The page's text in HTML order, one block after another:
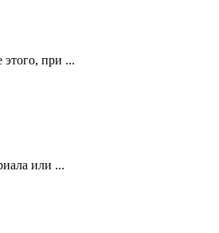
при ...
или ...